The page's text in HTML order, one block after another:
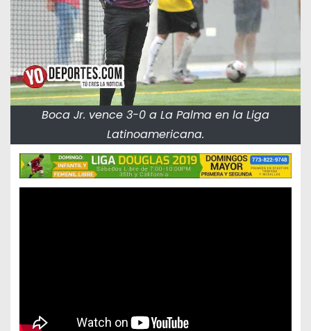
Boca Jr. vence 3-0 a La Palma en la Liga
Latinoamericana.